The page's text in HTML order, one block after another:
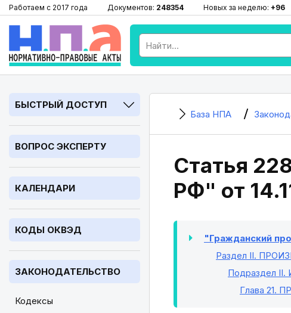
Работаем с 2017 года Документов: 248354 Новых за неделю: +96
БЫСТРЫЙ ДОСТУП
ВОПРОС ЭКСПЕРТУ
КАЛЕНДАРИ
КОДЫ ОКВЭД
ЗАКОНОДАТЕЛЬСТВО
Кодексы
База НПА
Статья
РФ" от
"Гражданский
Раздел II.
Подраздел II.
Глава 21.